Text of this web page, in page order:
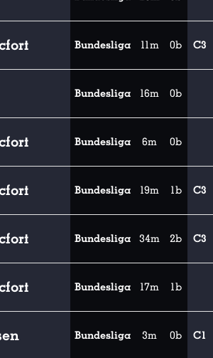
Bundesliga 11m 0b C3
Bundesliga 16m 0b
Bundesliga 6m 0b
Bundesliga 19m 1b C3
Bundesliga 34m 2b C3
Bundesliga 17m 1b
Bundesliga 3m 0b C1